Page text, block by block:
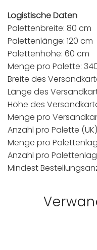
Logistische Daten
Palettenbreite: 80 cm
Palettenlänge: 120 cm
Palettenhöhe: 60 cm
Menge pro Palette:
Breite des
Länge des
Höhe des
Menge pro
Anzahl pro Palette
Menge pro
Anzahl pro
Mindest